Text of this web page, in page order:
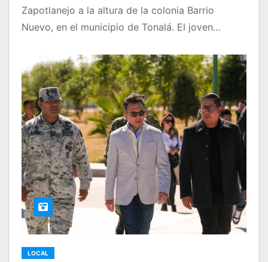
Zapotlanejo a la altura de la colonia Barrio
Nuevo, en el municipio de Tonalá. El joven…
LOCAL